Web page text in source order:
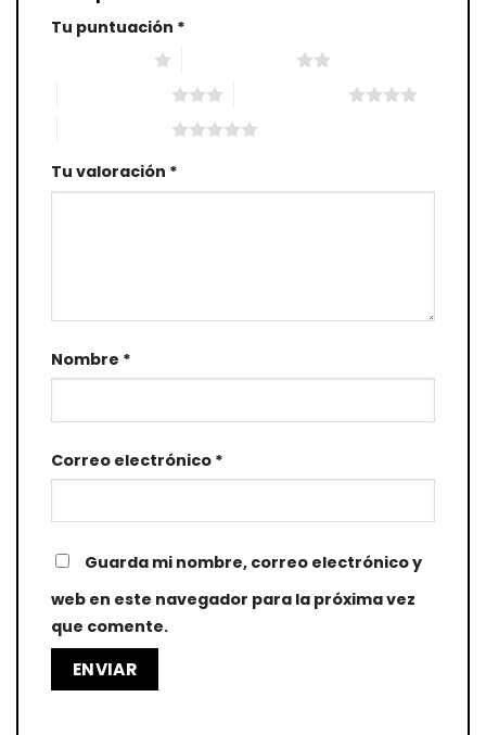
Tu puntuación *
Tu valoración *
Nombre *
Correo electrónico *
Guarda mi nombre, correo electrónico y
web en este navegador para la próxima vez
que comente.